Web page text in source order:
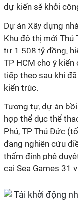
dự kiến sẽ khởi
Dự án Xây dựng
Khu đô thị mới Thủ
tư 1.508 tỷ đồng,
TP HCM cho ý kiến
tiếp theo sau khi
kiến trúc.
Tương tự, dự án
hợp thể dục thể
Phú, TP Thủ Đức
đang nghiên cứu
thẩm định phê
cai Sea Games 31